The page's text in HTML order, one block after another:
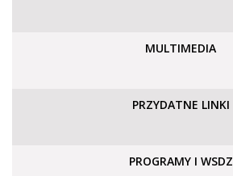
MULTIMEDIA
PRZYDATNE LINKI
PROGRAMY I WSDZ